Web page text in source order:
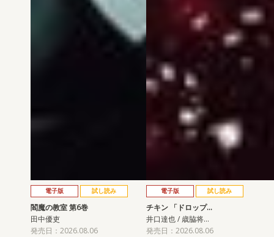
電子版 試し読み
閻魔の教室 第6巻
田中優吏
発売日：2026.08.06
電子版 試し読み
チキン 「ドロップ…
井口達也 / 歳脇将…
発売日：2026.08.06